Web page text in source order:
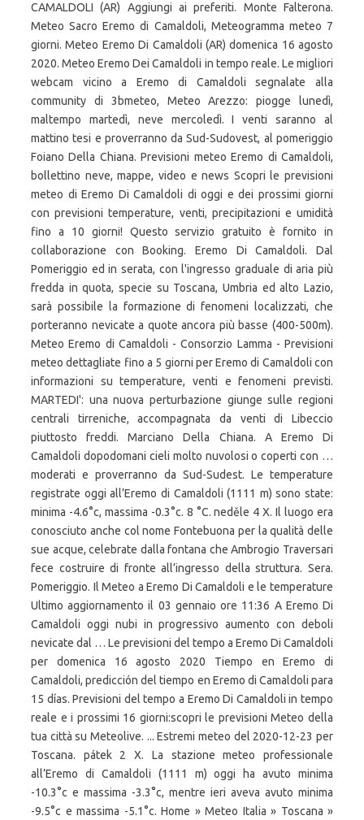
CAMALDOLI (AR) Aggiungi ai preferiti. Monte Falterona.
Meteo Sacro Eremo di Camaldoli, Meteogramma meteo 7
giorni. Meteo Eremo Di Camaldoli (AR) domenica 16 agosto
2020. Meteo Eremo Dei Camaldoli in tempo reale. Le migliori
webcam vicino a Eremo di Camaldoli segnalate alla
community di 3bmeteo, Meteo Arezzo: piogge lunedì,
maltempo martedì, neve mercoledì. I venti saranno al
mattino tesi e proverranno da Sud-Sudovest, al pomeriggio
Foiano Della Chiana. Previsioni meteo Eremo di Camaldoli,
bollettino neve, mappe, video e news Scopri le previsioni
meteo di Eremo Di Camaldoli di oggi e dei prossimi giorni
con previsioni temperature, venti, precipitazioni e umidità
fino a 10 giorni! Questo servizio gratuito è fornito in
collaborazione con Booking. Eremo Di Camaldoli. Dal
Pomeriggio ed in serata, con l'ingresso graduale di aria più
fredda in quota, specie su Toscana, Umbria ed alto Lazio,
sarà possibile la formazione di fenomeni localizzati, che
porteranno nevicate a quote ancora più basse (400-500m).
Meteo Eremo di Camaldoli - Consorzio Lamma - Previsioni
meteo dettagliate fino a 5 giorni per Eremo di Camaldoli con
informazioni su temperature, venti e fenomeni previsti.
MARTEDI': una nuova perturbazione giunge sulle regioni
centrali tirreniche, accompagnata da venti di Libeccio
piuttosto freddi. Marciano Della Chiana. A Eremo Di
Camaldoli dopodomani cieli molto nuvolosi o coperti con …
moderati e proverranno da Sud-Sudest. Le temperature
registrate oggi all’Eremo di Camaldoli (1111 m) sono state:
minima -4.6°c, massima -0.3°c. 8 °C. neděle 4 X. Il luogo era
conosciuto anche col nome Fontebuona per la qualità delle
sue acque, celebrate dalla fontana che Ambrogio Traversari
fece costruire di fronte all’ingresso della struttura. Sera.
Pomeriggio. Il Meteo a Eremo Di Camaldoli e le temperature
Ultimo aggiornamento il 03 gennaio ore 11:36 A Eremo Di
Camaldoli oggi nubi in progressivo aumento con deboli
nevicate dal … Le previsioni del tempo a Eremo Di Camaldoli
per domenica 16 agosto 2020 Tiempo en Eremo di
Camaldoli, predicción del tiempo en Eremo di Camaldoli para
15 días. Previsioni del tempo a Eremo Di Camaldoli in tempo
reale e i prossimi 16 giorni:scopri le previsioni Meteo della
tua città su Meteolive. ... Estremi meteo del 2020-12-23 per
Toscana. pátek 2 X. La stazione meteo professionale
all’Eremo di Camaldoli (1111 m) oggi ha avuto minima
-10.3°c e massima -3.3°c, mentre ieri aveva avuto minima
-9.5°c e massima -5.1°c. Home » Meteo Italia » Toscana »